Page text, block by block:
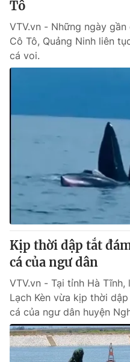
Tô
VTV.vn - Những ngày
Cô Tô, Quảng Ninh liên
cá voi.
Kịp thời dập tắt
cá của ngư dân
VTV.vn - Tại tỉnh Hà
Lạch Kèn vừa kịp thời
cá của ngư dân huyện